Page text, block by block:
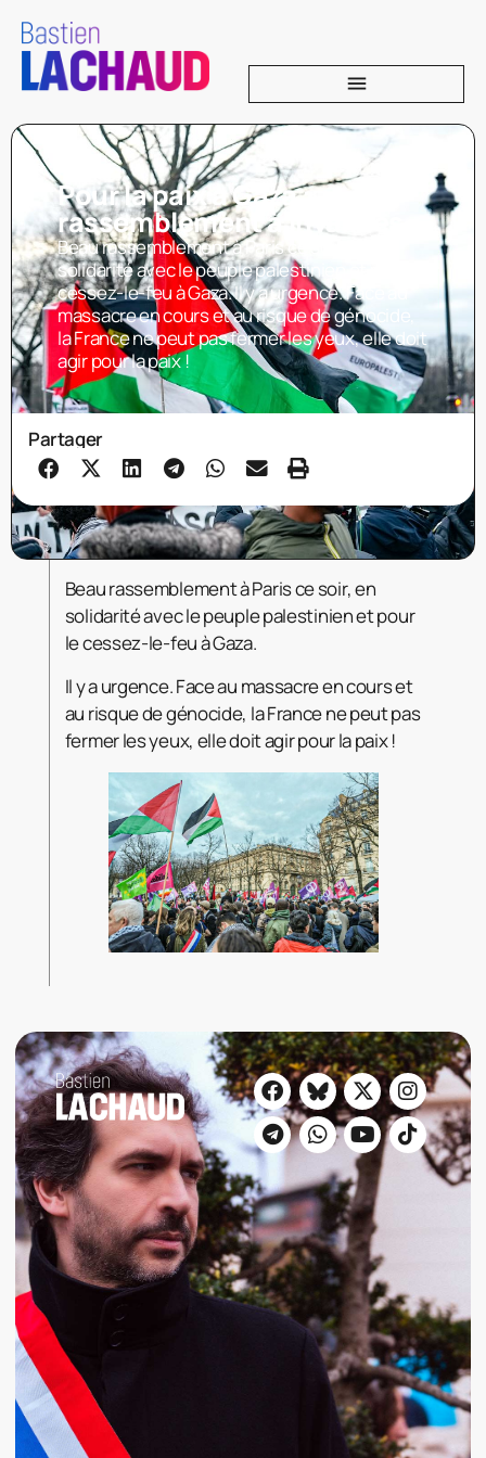
Pour la paix à Gaza :
rassemblement à Invalides
Beau rassemblement à Paris ce soir, en
solidarité avec le peuple palestinien et pour le
cessez-le-feu à Gaza. Il y a urgence. Face au
massacre en cours et au risque de génocide,
la France ne peut pas fermer les yeux, elle doit
agir pour la paix !
Partager
Beau rassemblement à Paris ce soir, en
solidarité avec le peuple palestinien et pour
le cessez-le-feu à Gaza.
Il y a urgence. Face au massacre en cours et
au risque de génocide, la France ne peut pas
fermer les yeux, elle doit agir pour la paix !